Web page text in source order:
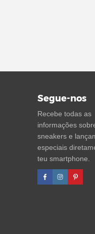
Segue-nos
Recebe todas as
informações
sneakers e
especiais
teu smartphone.